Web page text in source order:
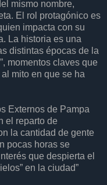
mismo nombre,
El rol protagónico es
impacta con su
La historia es una
distintas épocas de la
momentos claves que
mito en que se ha
Externos de Pampa
el reparto de
la cantidad de gente
pocas horas se
que despierta el
en la ciudad”